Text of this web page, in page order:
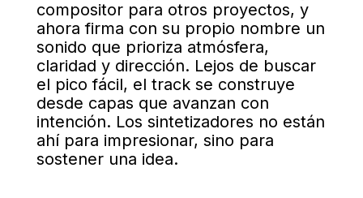
compositor para otros proyectos, y
ahora firma con su propio nombre un
sonido que prioriza atmósfera,
claridad y dirección. Lejos de buscar
el pico fácil, el track se construye
desde capas que avanzan con
intención. Los sintetizadores no están
ahí para impresionar, sino para
sostener una idea.